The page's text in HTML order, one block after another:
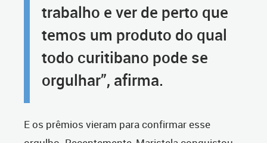
trabalho e ver de perto que
temos um produto do qual
todo curitibano pode se
orgulhar”, afirma.
E os prêmios vieram para confirmar esse